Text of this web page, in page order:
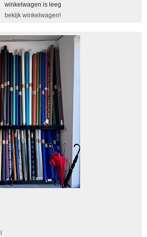
winkelwagen is leeg
bekijk winkelwagen!